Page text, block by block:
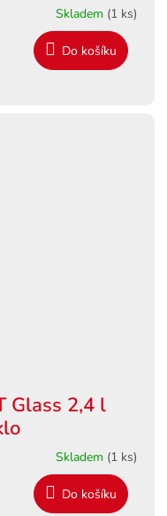
Skladem (1 ks)
Do košíku
Glass 2,4 l
Skladem (1 ks)
Do košíku